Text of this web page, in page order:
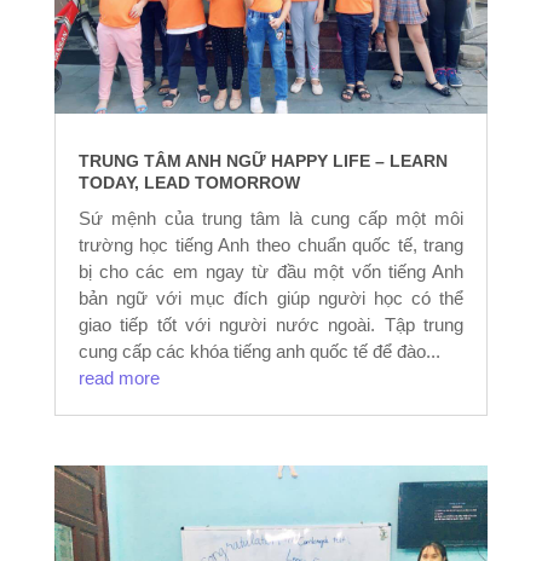
TRUNG TÂM ANH NGỮ HAPPY LIFE – LEARN
TODAY, LEAD TOMORROW
Sứ mệnh của trung tâm là cung cấp một môi
trường học tiếng Anh theo chuẩn quốc tế, trang
bị cho các em ngay từ đầu một vốn tiếng Anh
bản ngữ với mục đích giúp người học có thể
giao tiếp tốt với người nước ngoài. Tập trung
cung cấp các khóa tiếng anh quốc tế để đào...
read more